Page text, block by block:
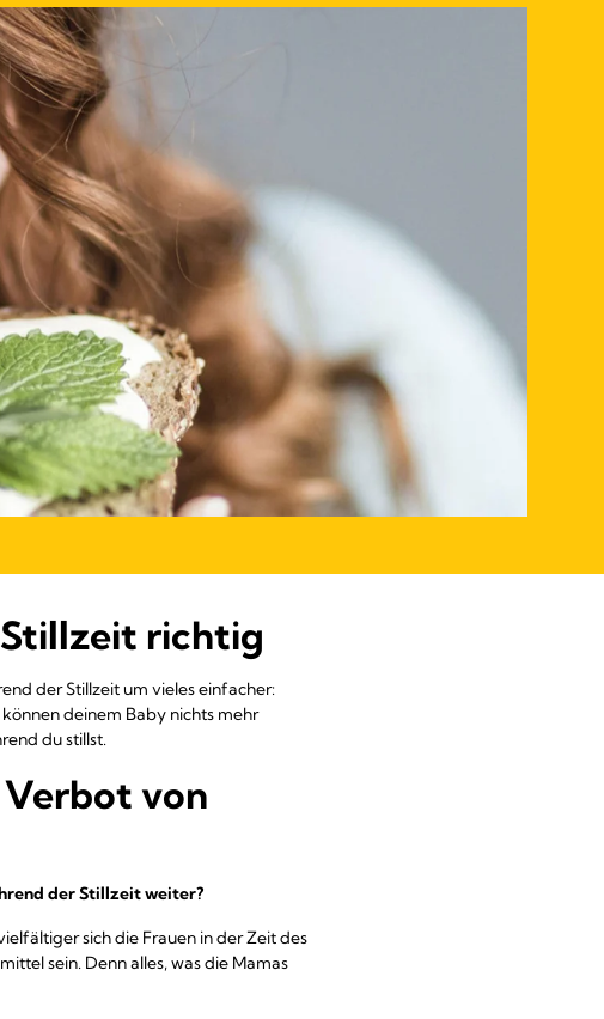
Stillzeit richtig
der Stillzeit um vieles einfacher:
deinem Baby nichts mehr
du stillst.
von
der Stillzeit weiter?
sich die Frauen in der Zeit des
sein. Denn alles, was die Mamas